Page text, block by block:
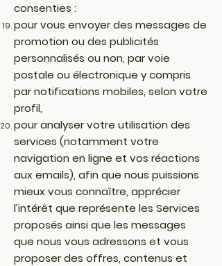
consenties :
pour vous envoyer des messages de
promotion ou des publicités
personnalisés ou non, par voie
postale ou électronique y compris
par notifications mobiles, selon votre
profil,
pour analyser votre utilisation des
services (notamment votre
navigation en ligne et vos réactions
aux emails), afin que nous puissions
mieux vous connaître, apprécier
l’intérêt que représente les Services
proposés ainsi que les messages
que nous vous adressons et vous
proposer des offres, contenus et